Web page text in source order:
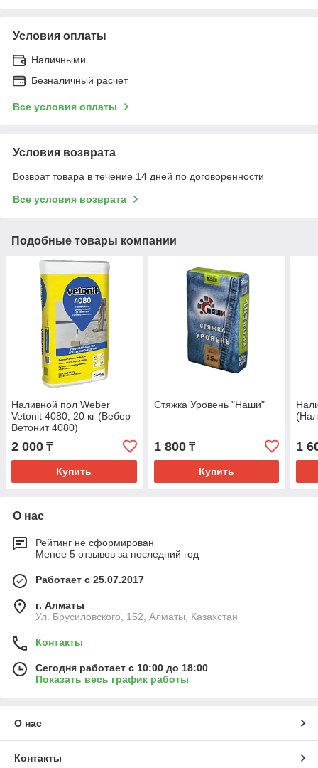
Условия оплаты
Наличными
Безналичный расчет
Все условия оплаты
Условия возврата
Возврат товара в течение 14 дней по договоренности
Все условия возврата
Подобные товары компании
Наливной пол Weber
Vetonit 4080, 20 кг (Вебер
Ветонит 4080)
2 000 ₸
Купить
Стяжка Уровень "Наши"
1 800₸
Купить
1
О нас
Рейтинг не сформирован
Менее 5 отзывов за последний год
Работает с 25.07.2017
г. Алматы
Ул. Брусиловского, 152, Алматы, Казахстан
Контакты
Сегодня работает с 10:00 до 18:00
Показать весь график работы
О нас
Контакты